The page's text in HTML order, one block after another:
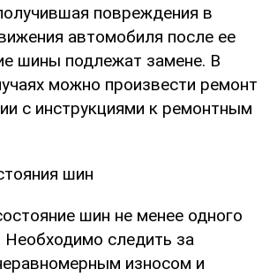
повреждения в
автомобиля после ее
шины подлежат замене. В
можно произвести ремонт
с инструкциями к ремонтным
шин
шин не менее одного
Необходимо следить за
износом и